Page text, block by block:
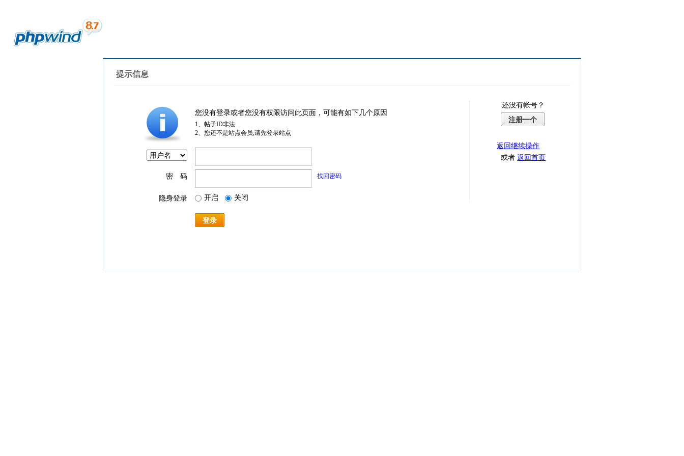
提示信息
您没有登录或者您没有权限访问此页面，可能有如下几个原因
1、帖子ID非法
2、您还不是站点会员,请先登录站点
密 码 找回密码
隐身登录 开启 关闭
登录
还没有帐号？
注册一个
返回继续操作
或者返回首页